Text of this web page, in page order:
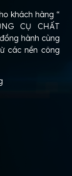
khách hàng “
CỤ CHẤT
hành cùng
các nền công